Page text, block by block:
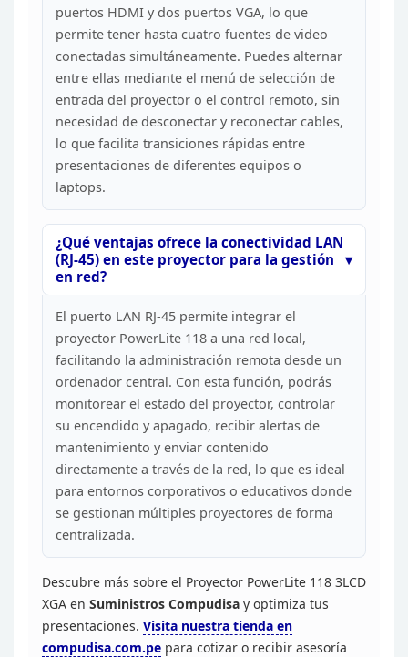
puertos HDMI y dos puertos VGA, lo que
permite tener hasta cuatro fuentes de video
conectadas simultáneamente. Puedes alternar
entre ellas mediante el menú de selección de
entrada del proyector o el control remoto, sin
necesidad de desconectar y reconectar cables,
lo que facilita transiciones rápidas entre
presentaciones de diferentes equipos o
laptops.
¿Qué ventajas ofrece la conectividad LAN
(RJ-45) en este proyector para la gestión
en red?
El puerto LAN RJ-45 permite integrar el
proyector PowerLite 118 a una red local,
facilitando la administración remota desde un
ordenador central. Con esta función, podrás
monitorear el estado del proyector, controlar
su encendido y apagado, recibir alertas de
mantenimiento y enviar contenido
directamente a través de la red, lo que es ideal
para entornos corporativos o educativos donde
se gestionan múltiples proyectores de forma
centralizada.
Descubre más sobre el Proyector PowerLite 118 3LCD
XGA en Suministros Compudisa y optimiza tus
presentaciones. Visita nuestra tienda en
compudisa.com.pe para cotizar o recibir asesoría